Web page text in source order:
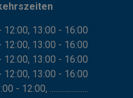
12:00, 13:00 - 16:00
12:00, 13:00 - 16:00
12:00, 13:00 - 16:00
12:00, 13:00 - 16:00
- 12:00, .....................